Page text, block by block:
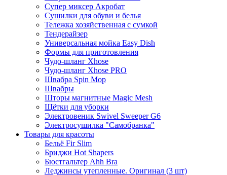
Супер миксер Акробат
Сушилки для обуви и белья
Тележка хозяйственная с сумкой
Тендерайзер
Универсальная мойка Easy Dish
Формы для приготовления
Чудо-шланг Xhose
Чудо-шланг Xhose PRO
Швабра Spin Mop
Швабры
Шторы магнитные Magic Mesh
Щётки для уборки
Электровеник Swivel Sweeper G6
Электросушилка "Самобранка"
Товары для красоты
Бельё Fir Slim
Бриджи Hot Shapers
Бюстгальтер Ahh Bra
Леджинсы утепленные. Оригинал (3 шт)